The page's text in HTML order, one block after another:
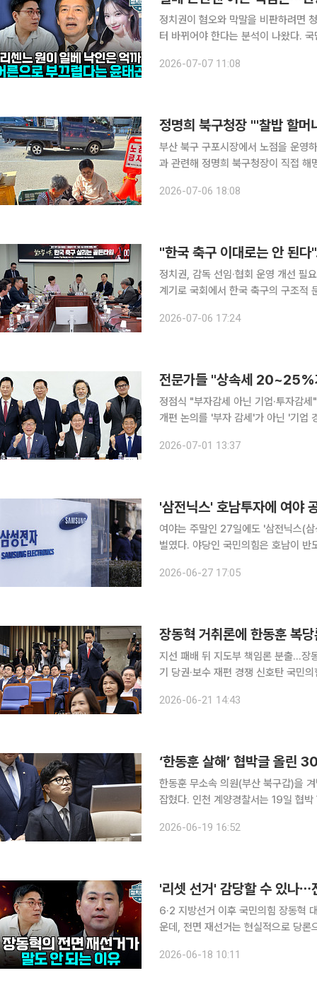
정치권이 혐오와 막말을 비판하려면
터 바뀌어야 한다는 분석이 나왔다.
브 채널 이투데이TV ‘정치대학’(연
2026-07-07 11:08
정명희 북구청장 "'찰밥 할
부산 북구 구포시장에서 노점을 운영
과 관련해 정명희 북구청장이 직접 해명에 나섰다. 일부 언론이 '더불어민
것이다. 정 구청장은 6일 자신의
2026-07-06 18:08
"한국 축구 이대로는 안 된
정치권, 감독 선임·협회 운영 개선 필요성 제기 국민의힘이 6일 2026 북중미
계기로 국회에서 한국 축구의 구조적
'월드컵 이후, 한국 축구 살리는 골든
2026-07-06 17:24
전문가들 "상속세 20~25%
정점식 "부자감세 아닌 기업·투자감세"유병
개편 논의를 '부자 감세'가 아닌 '기업
려 장기적으로 세수를 늘리고 투자와
2026-07-01 13:37
'삼전닉스' 호남투자에 여야
여야는 주말인 27일에도 '삼전닉스(
벌였다. 야당인 국민의힘은 호남이 반도체 클러스터 조성에 필요한 최적의 인프라를 갖추지 못했다
2026-06-27 17:05
장동혁 거취론에 한동훈 복
지선 패배 뒤 지도부 책임론 분출…장
기 당권·보수 재편 경쟁 신호탄 국민의힘이 6·3 지방선거 이후 보수 주도권 경쟁에 빠져드는 모습이
맞물리며 전선은 ‘지선 패배 책임’에
2026-06-21 14:43
‘한동훈 살해’ 협박글 올린
한동훈 무소속 의원(부산 북구갑)을
잡혔다. 인천 계양경찰서는 19일 협박 혐의로 30대 남성 A씨를 긴급 체포해 조사하고 있다고 밝혔
날 오전 10시 25분께 해당 게시글이
2026-06-19 16:52
'리셋 선거' 감당할 수 있나⋯
6·2 지방선거 이후 국민의힘 장동혁
운데, 전면 재선거는 현실적으로 당론
이투데이TV '정치대학'에 출연해 임
2026-06-18 10:11